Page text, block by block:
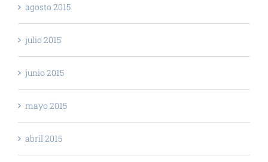
agosto 2015
julio 2015
junio 2015
mayo 2015
abril 2015